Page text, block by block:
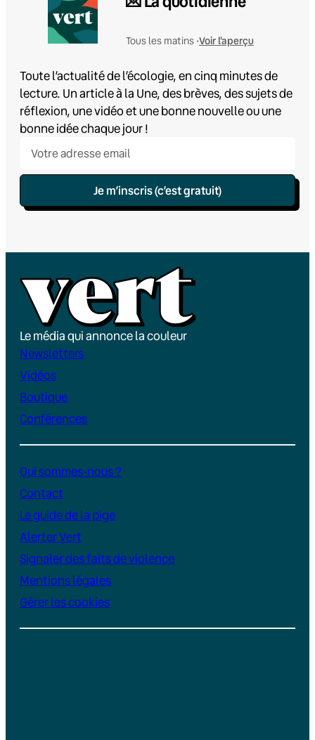
Tous les matins •Voir l'aperçu
Toute l’actualité de l’écologie, en cinq minutes de
lecture. Un article à la Une, des brèves, des sujets de
réflexion, une vidéo et une bonne nouvelle ou une
bonne idée chaque jour !
Je m’inscris (c’est gratuit)
Le média qui annonce la couleur
Newsletters
Vidéos
Boutique
Conférences
Qui sommes-nous ?
Contact
Le guide de la pige
Alerter Vert
Signaler des faits de violence
Mentions légales
Gérer les cookies